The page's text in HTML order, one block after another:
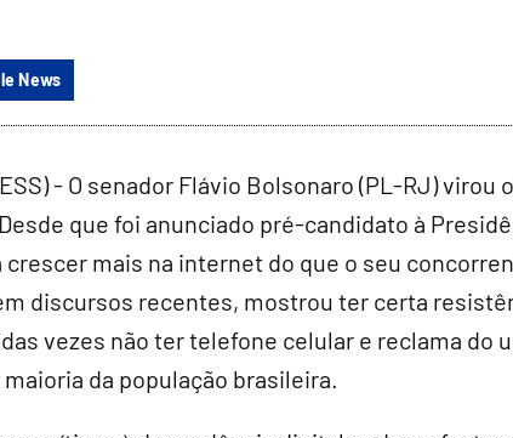
News
- O senador Flávio Bolsonaro (PL-RJ) virou
que foi anunciado pré-candidato à
crescer mais na internet do que o seu
discursos recentes, mostrou ter certa
vezes não ter telefone celular e reclama do
da população brasileira.